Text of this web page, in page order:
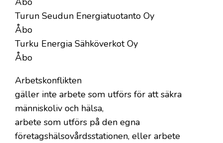
Turun Seudun Energiatuotanto Oy
Åbo
Turku Energia Sähköverkot Oy
Åbo
Arbetskonflikten
gäller inte arbete som utförs för att säkra
människoliv och hälsa,
arbete som utförs på den egna
företagshälsovårdsstationen, eller arbete